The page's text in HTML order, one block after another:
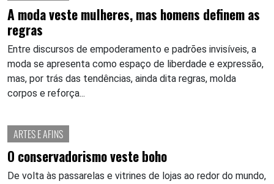
A moda veste mulheres, mas homens definem as
regras
Entre discursos de empoderamento e padrões invisíveis, a
moda se apresenta como espaço de liberdade e expressão,
mas, por trás das tendências, ainda dita regras, molda
corpos e reforça...
ARTES E AFINS
O conservadorismo veste boho
De volta às passarelas e vitrines de lojas ao redor do mundo,